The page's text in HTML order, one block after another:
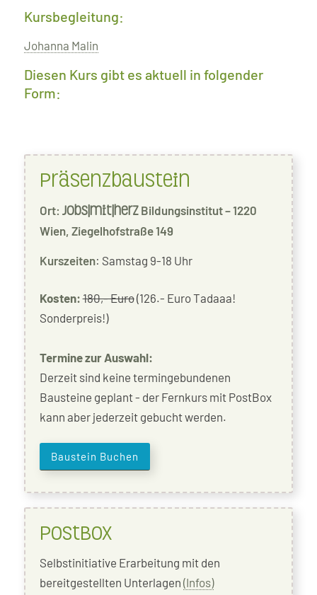
Kursbegleitung:
Johanna Malin
Diesen Kurs gibt es aktuell in folgender
Form:
Präsenzbaustein
Ort: jobs|mit|herzBildungsinstitut – 1220
Wien, Ziegelhofstraße 149
Kurszeiten: Samstag 9-18 Uhr
Kosten:180,- Euro(126.- Euro Tadaaa!
Sonderpreis!)
Termine zur Auswahl:
Derzeit sind keine termingebundenen
Bausteine geplant - der Fernkurs mit PostBox
kann aber jederzeit gebucht werden.
Baustein Buchen
PostBox
Selbstinitiative Erarbeitung mit den
bereitgestellten Unterlagen (Infos)